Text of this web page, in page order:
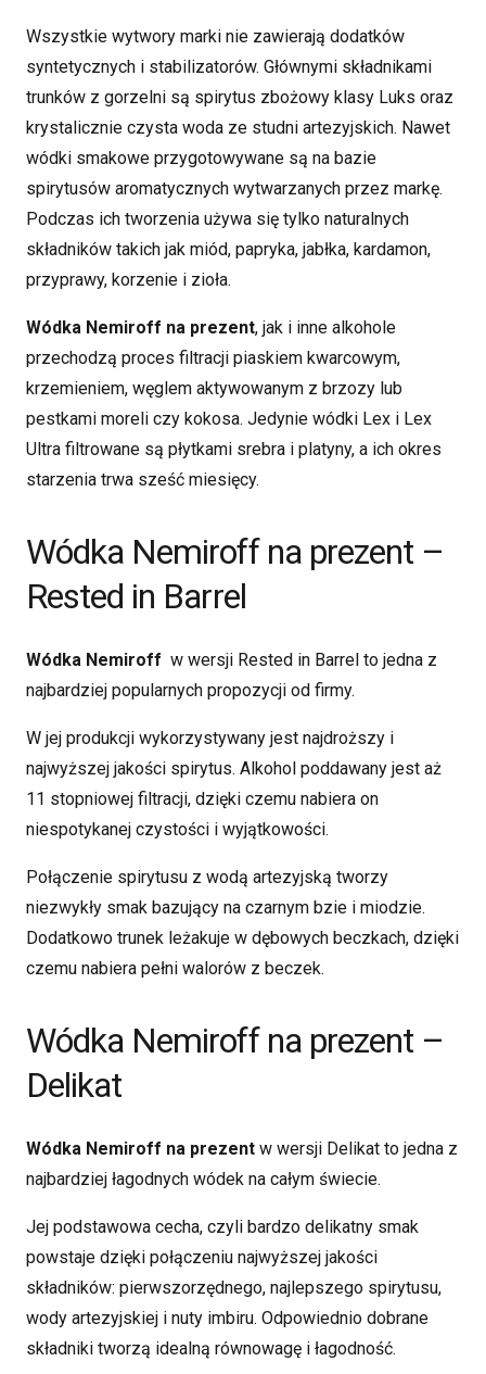
Wszystkie wytwory marki nie zawierają dodatków
syntetycznych i stabilizatorów. Głównymi składnikami
trunków z gorzelni są spirytus zbożowy klasy Luks oraz
krystalicznie czysta woda ze studni artezyjskich. Nawet
wódki smakowe przygotowywane są na bazie
spirytusów aromatycznych wytwarzanych przez markę.
Podczas ich tworzenia używa się tylko naturalnych
składników takich jak miód, papryka, jabłka, kardamon,
przyprawy, korzenie i zioła.
Wódka Nemiroff na prezent, jak i inne alkohole
przechodzą proces filtracji piaskiem kwarcowym,
krzemieniem, węglem aktywowanym z brzozy lub
pestkami moreli czy kokosa. Jedynie wódki Lex i Lex
Ultra filtrowane są płytkami srebra i platyny, a ich okres
starzenia trwa sześć miesięcy.
Wódka Nemiroff na prezent –
Rested in Barrel
Wódka Nemiroff w wersji Rested in Barrel to jedna z
najbardziej popularnych propozycji od firmy.
W jej produkcji wykorzystywany jest najdroższy i
najwyższej jakości spirytus. Alkohol poddawany jest aż
11 stopniowej filtracji, dzięki czemu nabiera on
niespotykanej czystości i wyjątkowości.
Połączenie spirytusu z wodą artezyjską tworzy
niezwykły smak bazujący na czarnym bzie i miodzie.
Dodatkowo trunek leżakuje w dębowych beczkach, dzięki
czemu nabiera pełni walorów z beczek.
Wódka Nemiroff na prezent –
Delikat
Wódka Nemiroff na prezent w wersji Delikat to jedna z
najbardziej łagodnych wódek na całym świecie.
Jej podstawowa cecha, czyli bardzo delikatny smak
powstaje dzięki połączeniu najwyższej jakości
składników: pierwszorzędnego, najlepszego spirytusu,
wody artezyjskiej i nuty imbiru. Odpowiednio dobrane
składniki tworzą idealną równowagę i łagodność.